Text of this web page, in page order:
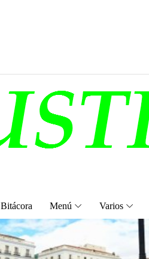
Bitácora Menú Varios